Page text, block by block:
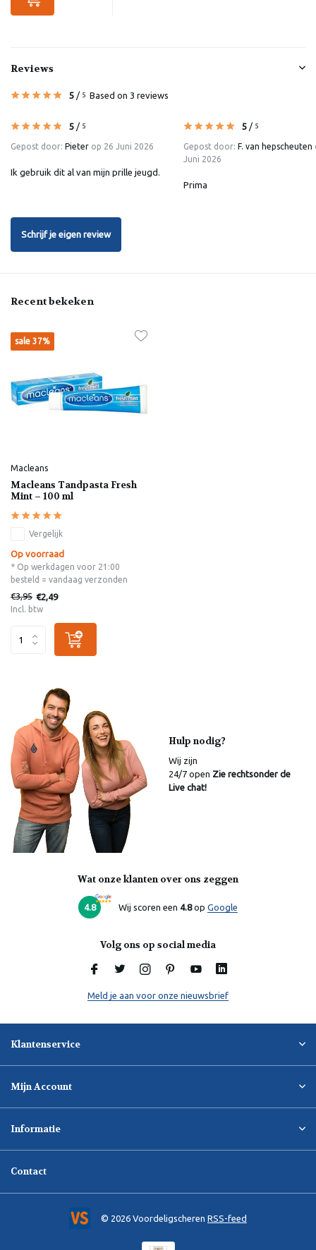
Reviews
5 / 5 Based on 3 reviews
5 / 5
Gepost door: Pieter op 26 Juni 2026
Ik gebruik dit al van mijn prille jeugd.
5 / 5
Gepost door: F. van hepscheuten
Juni 2026
Prima
Schrijf je eigen review
Recent bekeken
sale 37%
Macleans
Macleans Tandpasta Fresh
Mint – 100 ml
Vergelijk
Op voorraad
* Op werkdagen voor 21:00
besteld = vandaag verzonden
€3,95 €2,49
Incl. btw
Hulp nodig?
Wij zijn
24/7 open Zie rechtsonder de
Live chat!
Wat onze klanten over ons zeggen
4.8 Wij scoren een 4.8op Google
Volg ons op social media
Meld je aan voor onze nieuwsbrief
Klantenservice
Mijn Account
Informatie
Contact
© 2026 Voordeligscheren RSS-feed